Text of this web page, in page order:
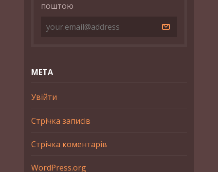
поштою
МЕТА
Увійти
Стрічка записів
Стрічка коментарів
WordPress.org